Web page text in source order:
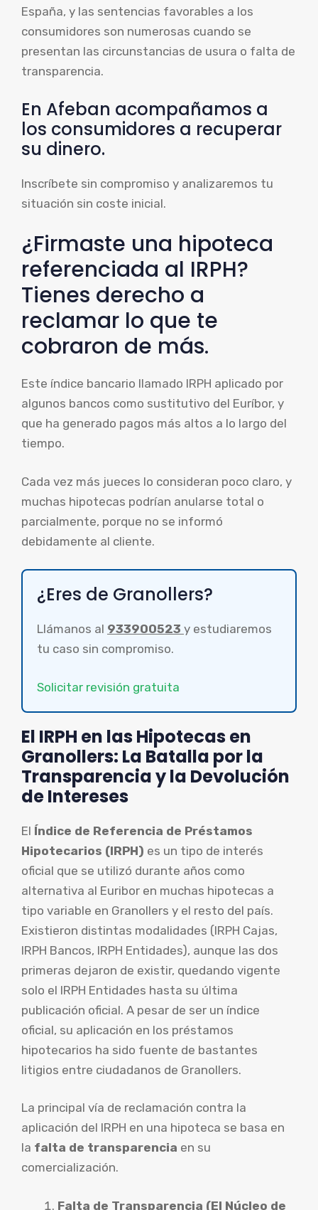
España, y las sentencias favorables a los
consumidores son numerosas cuando se
presentan las circunstancias de usura o falta de
transparencia.
En Afeban acompañamos a
los consumidores a recuperar
su dinero.
Inscríbete sin compromiso y analizaremos tu
situación sin coste inicial.
¿Firmaste una hipoteca
referenciada al IRPH?
Tienes derecho a
reclamar lo que te
cobraron de más.
Este índice bancario llamado IRPH aplicado por
algunos bancos como sustitutivo del Euríbor, y
que ha generado pagos más altos a lo largo del
tiempo.
Cada vez más jueces lo consideran poco claro, y
muchas hipotecas podrían anularse total o
parcialmente, porque no se informó
debidamente al cliente.
¿Eres de Granollers?
Llámanos al 933900523 y estudiaremos
tu caso sin compromiso.
Solicitar revisión gratuita
El IRPH en las Hipotecas en
Granollers: La Batalla por la
Transparencia y la Devolución
de Intereses
El Índice de Referencia de Préstamos
Hipotecarios (IRPH) es un tipo de interés
oficial que se utilizó durante años como
alternativa al Euribor en muchas hipotecas a
tipo variable en Granollers y el resto del país.
Existieron distintas modalidades (IRPH Cajas,
IRPH Bancos, IRPH Entidades), aunque las dos
primeras dejaron de existir, quedando vigente
solo el IRPH Entidades hasta su última
publicación oficial. A pesar de ser un índice
oficial, su aplicación en los préstamos
hipotecarios ha sido fuente de bastantes
litigios entre ciudadanos de Granollers.
La principal vía de reclamación contra la
aplicación del IRPH en una hipoteca se basa en
la falta de transparencia en su
comercialización.
Falta de Transparencia (El Núcleo de